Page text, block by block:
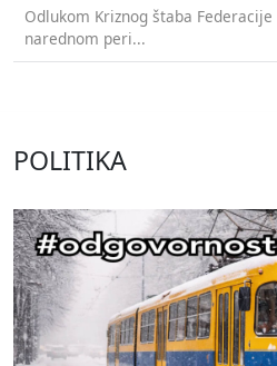
Odlukom Kriznog štaba
narednom peri...
POLITIKA